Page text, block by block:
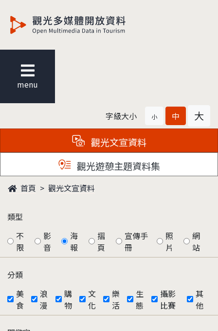
menu
字級大小 小 中 大
觀光文宣資料
觀光遊憩主題資料集
首頁 觀光文宣資料
類型
不
限
影
音
海
報
摺
頁
宣傳手
冊
照
片
網
站
分類
美
食
浪
漫
購
物
文
化
樂
活
生
態
攝影
比賽
其
他